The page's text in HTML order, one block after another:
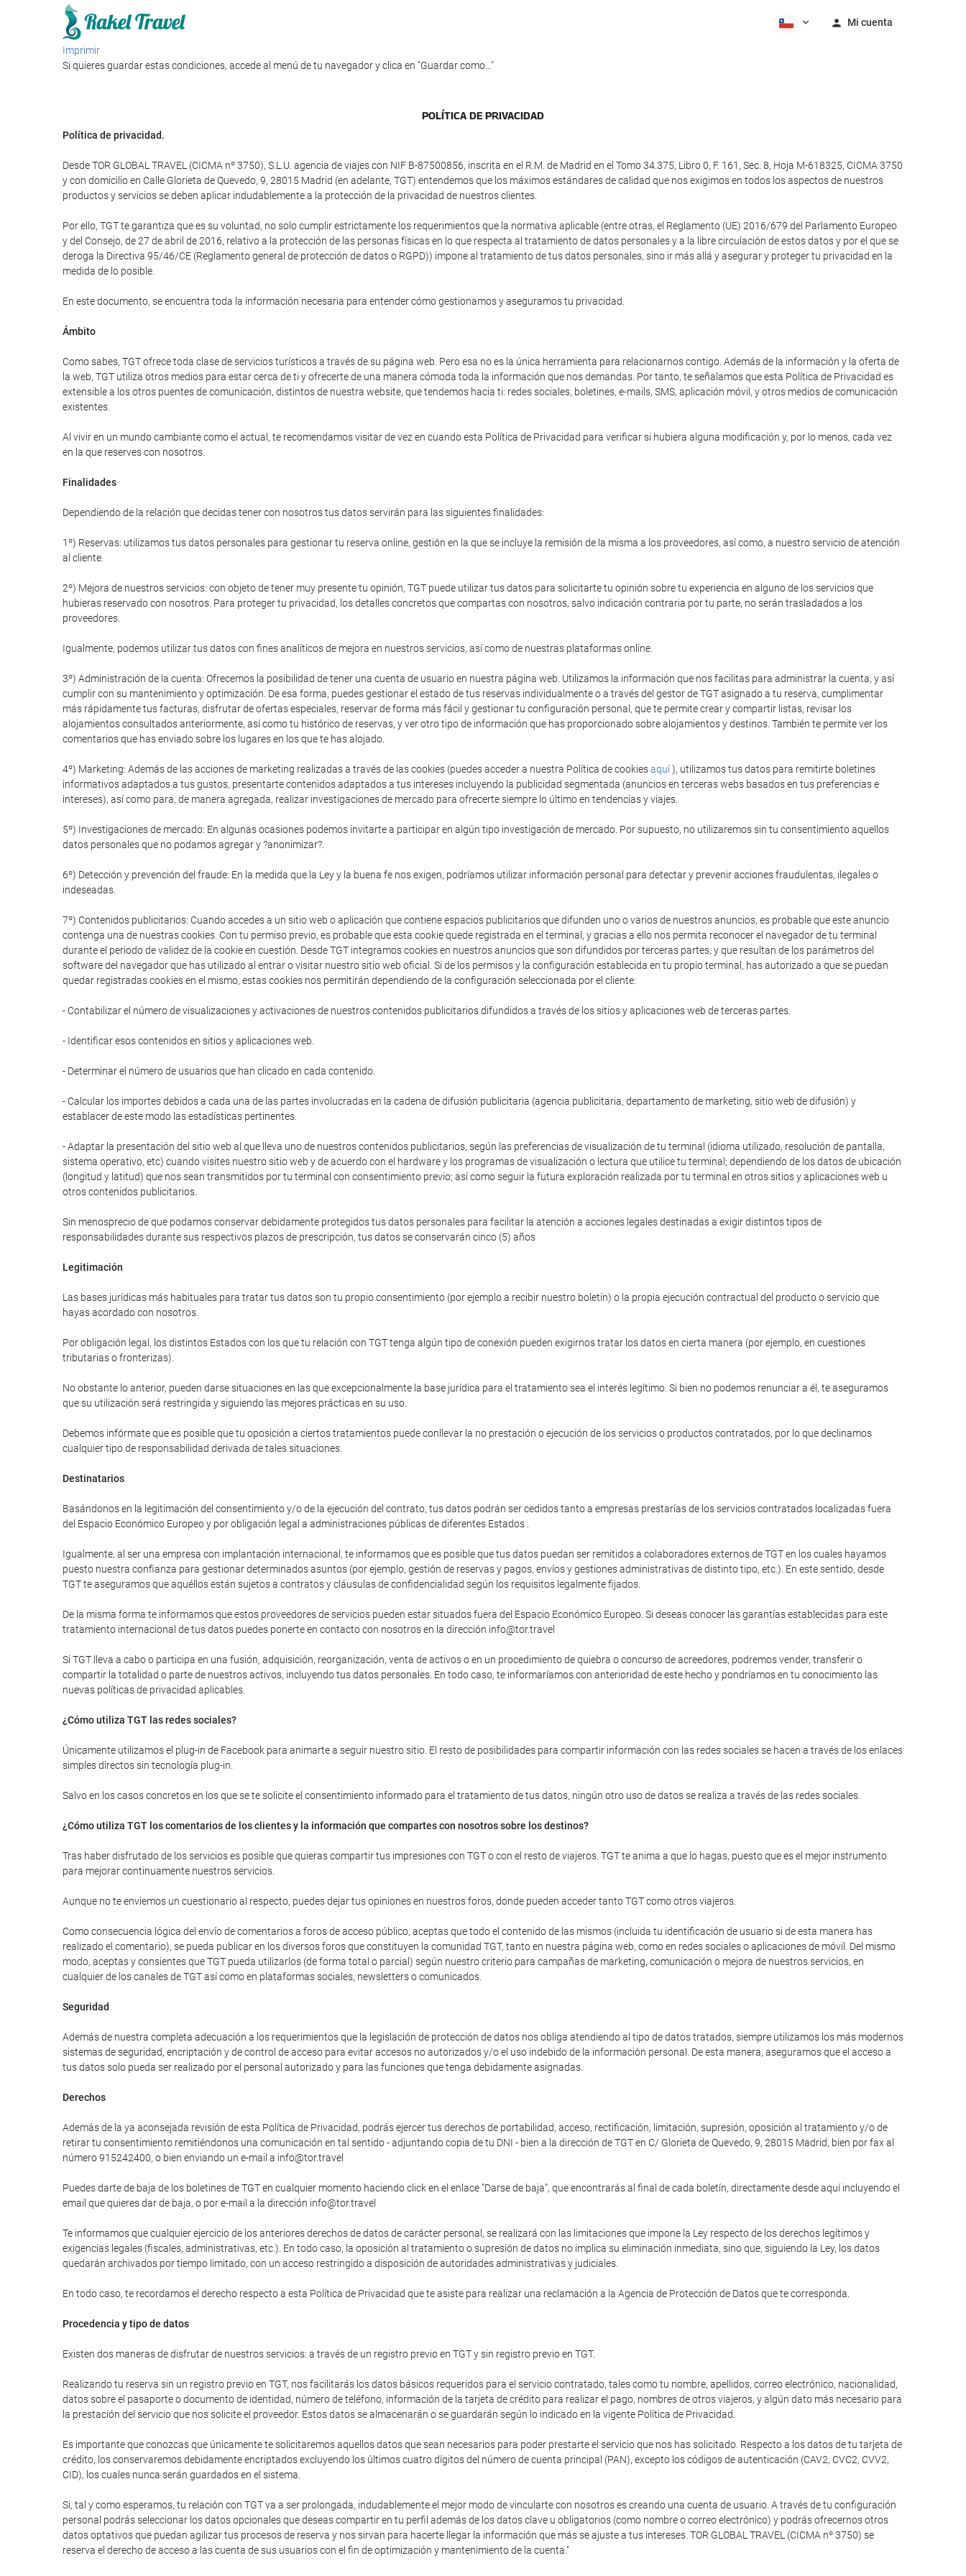
Mi cuenta
Imprimir
Si quieres guardar estas condiciones, accede al menú de tu navegador y clica en "Guardar como..."
POLÍTICA DE PRIVACIDAD
Política de privacidad.
Desde TOR GLOBAL TRAVEL (CICMA nº 3750), S.L.U. agencia de viajes con NIF B-87500856, inscrita en el R.M. de Madrid en el Tomo 34.375, Libro 0, F. 161, Sec. 8, Hoja M-618325, CICMA 3750
y con domicilio en Calle Glorieta de Quevedo, 9, 28015 Madrid (en adelante, TGT) entendemos que los máximos estándares de calidad que nos exigimos en todos los aspectos de nuestros
productos y servicios se deben aplicar indudablemente a la protección de la privacidad de nuestros clientes.
Por ello, TGT te garantiza que es su voluntad, no solo cumplir estrictamente los requerimientos que la normativa aplicable (entre otras, el Reglamento (UE) 2016/679 del Parlamento Europeo
y del Consejo, de 27 de abril de 2016, relativo a la protección de las personas físicas en lo que respecta al tratamiento de datos personales y a la libre circulación de estos datos y por el que se
deroga la Directiva 95/46/CE (Reglamento general de protección de datos o RGPD)) impone al tratamiento de tus datos personales, sino ir más allá y asegurar y proteger tu privacidad en la
medida de lo posible.
En este documento, se encuentra toda la información necesaria para entender cómo gestionamos y aseguramos tu privacidad.
Ámbito
Como sabes, TGT ofrece toda clase de servicios turísticos a través de su página web. Pero esa no es la única herramienta para relacionarnos contigo. Además de la información y la oferta de
la web, TGT utiliza otros medios para estar cerca de ti y ofrecerte de una manera cómoda toda la información que nos demandas. Por tanto, te señalamos que esta Política de Privacidad es
extensible a los otros puentes de comunicación, distintos de nuestra website, que tendemos hacia ti: redes sociales, boletines, e-mails, SMS, aplicación móvil, y otros medios de comunicación
existentes.
Al vivir en un mundo cambiante como el actual, te recomendamos visitar de vez en cuando esta Política de Privacidad para verificar si hubiera alguna modificación y, por lo menos, cada vez
en la que reserves con nosotros.
Finalidades
Dependiendo de la relación que decidas tener con nosotros tus datos servirán para las siguientes finalidades:
1º) Reservas: utilizamos tus datos personales para gestionar tu reserva online, gestión en la que se incluye la remisión de la misma a los proveedores, así como, a nuestro servicio de atención
al cliente.
2º) Mejora de nuestros servicios: con objeto de tener muy presente tu opinión, TGT puede utilizar tus datos para solicitarte tu opinión sobre tu experiencia en alguno de los servicios que
hubieras reservado con nosotros. Para proteger tu privacidad, los detalles concretos que compartas con nosotros, salvo indicación contraria por tu parte, no serán trasladados a los
proveedores.
Igualmente, podemos utilizar tus datos con fines analíticos de mejora en nuestros servicios, así como de nuestras plataformas online.
3º) Administración de la cuenta: Ofrecemos la posibilidad de tener una cuenta de usuario en nuestra página web. Utilizamos la información que nos facilitas para administrar la cuenta, y así
cumplir con su mantenimiento y optimización. De esa forma, puedes gestionar el estado de tus reservas individualmente o a través del gestor de TGT asignado a tu reserva, cumplimentar
más rápidamente tus facturas, disfrutar de ofertas especiales, reservar de forma más fácil y gestionar tu configuración personal, que te permite crear y compartir listas, revisar los
alojamientos consultados anteriormente, así como tu histórico de reservas, y ver otro tipo de información que has proporcionado sobre alojamientos y destinos. También te permite ver los
comentarios que has enviado sobre los lugares en los que te has alojado.
4º) Marketing: Además de las acciones de marketing realizadas a través de las cookies (puedes acceder a nuestra Política de cookiesaquí), utilizamos tus datos para remitirte boletines
informativos adaptados a tus gustos, presentarte contenidos adaptados a tus intereses incluyendo la publicidad segmentada (anuncios en terceras webs basados en tus preferencias e
intereses), así como para, de manera agregada, realizar investigaciones de mercado para ofrecerte siempre lo último en tendencias y viajes.
5º) Investigaciones de mercado: En algunas ocasiones podemos invitarte a participar en algún tipo investigación de mercado. Por supuesto, no utilizaremos sin tu consentimiento aquellos
datos personales que no podamos agregar y ?anonimizar?.
6º) Detección y prevención del fraude: En la medida que la Ley y la buena fe nos exigen, podríamos utilizar información personal para detectar y prevenir acciones fraudulentas, ilegales o
indeseadas.
7º) Contenidos publicitarios: Cuando accedes a un sitio web o aplicación que contiene espacios publicitarios que difunden uno o varios de nuestros anuncios, es probable que este anuncio
contenga una de nuestras cookies. Con tu permiso previo, es probable que esta cookie quede registrada en el terminal, y gracias a ello nos permita reconocer el navegador de tu terminal
durante el periodo de validez de la cookie en cuestión. Desde TGT integramos cookies en nuestros anuncios que son difundidos por terceras partes, y que resultan de los parámetros del
software del navegador que has utilizado al entrar o visitar nuestro sitio web oficial. Si de los permisos y la configuración establecida en tu propio terminal, has autorizado a que se puedan
quedar registradas cookies en el mismo, estas cookies nos permitirán dependiendo de la configuración seleccionada por el cliente:
- Contabilizar el número de visualizaciones y activaciones de nuestros contenidos publicitarios difundidos a través de los sitios y aplicaciones web de terceras partes.
- Identificar esos contenidos en sitios y aplicaciones web.
- Determinar el número de usuarios que han clicado en cada contenido.
- Calcular los importes debidos a cada una de las partes involucradas en la cadena de difusión publicitaria (agencia publicitaria, departamento de marketing, sitio web de difusión) y
establacer de este modo las estadísticas pertinentes.
- Adaptar la presentación del sitio web al que lleva uno de nuestros contenidos publicitarios, según las preferencias de visualización de tu terminal (idioma utilizado, resolución de pantalla,
sistema operativo, etc) cuando visites nuestro sitio web y de acuerdo con el hardware y los programas de visualización o lectura que utilice tu terminal; dependiendo de los datos de ubicación
(longitud y latitud) que nos sean transmitidos por tu terminal con consentimiento previo; así como seguir la futura exploración realizada por tu terminal en otros sitios y aplicaciones web u
otros contenidos publicitarios.
Sin menosprecio de que podamos conservar debidamente protegidos tus datos personales para facilitar la atención a acciones legales destinadas a exigir distintos tipos de
responsabilidades durante sus respectivos plazos de prescripción, tus datos se conservarán cinco (5) años
Legitimación
Las bases jurídicas más habituales para tratar tus datos son tu propio consentimiento (por ejemplo a recibir nuestro boletín) o la propia ejecución contractual del producto o servicio que
hayas acordado con nosotros.
Por obligación legal, los distintos Estados con los que tu relación con TGT tenga algún tipo de conexión pueden exigirnos tratar los datos en cierta manera (por ejemplo, en cuestiones
tributarias o fronterizas).
No obstante lo anterior, pueden darse situaciones en las que excepcionalmente la base jurídica para el tratamiento sea el interés legítimo. Si bien no podemos renunciar a él, te aseguramos
que su utilización será restringida y siguiendo las mejores prácticas en su uso.
Debemos infórmate que es posible que tu oposición a ciertos tratamientos puede conllevar la no prestación o ejecución de los servicios o productos contratados, por lo que declinamos
cualquier tipo de responsabilidad derivada de tales situaciones.
Destinatarios
Basándonos en la legitimación del consentimiento y/o de la ejecución del contrato, tus datos podrán ser cedidos tanto a empresas prestarías de los servicios contratados localizadas fuera
del Espacio Económico Europeo y por obligación legal a administraciones públicas de diferentes Estados .
Igualmente, al ser una empresa con implantación internacional, te informamos que es posible que tus datos puedan ser remitidos a colaboradores externos de TGT en los cuales hayamos
puesto nuestra confianza para gestionar determinados asuntos (por ejemplo, gestión de reservas y pagos, envíos y gestiones administrativas de distinto tipo, etc.). En este sentido, desde
TGT te aseguramos que aquéllos están sujetos a contratos y cláusulas de confidencialidad según los requisitos legalmente fijados.
De la misma forma te informamos que estos proveedores de servicios pueden estar situados fuera del Espacio Económico Europeo. Si deseas conocer las garantías establecidas para este
tratamiento internacional de tus datos puedes ponerte en contacto con nosotros en la dirección info@tor.travel
Si TGT lleva a cabo o participa en una fusión, adquisición, reorganización, venta de activos o en un procedimiento de quiebra o concurso de acreedores, podremos vender, transferir o
compartir la totalidad o parte de nuestros activos, incluyendo tus datos personales. En todo caso, te informaríamos con anterioridad de este hecho y pondríamos en tu conocimiento las
nuevas políticas de privacidad aplicables.
¿Cómo utiliza TGT las redes sociales?
Únicamente utilizamos el plug-in de Facebook para animarte a seguir nuestro sitio. El resto de posibilidades para compartir información con las redes sociales se hacen a través de los enlaces
simples directos sin tecnología plug-in.
Salvo en los casos concretos en los que se te solicite el consentimiento informado para el tratamiento de tus datos, ningún otro uso de datos se realiza a través de las redes sociales.
¿Cómo utiliza TGT los comentarios de los clientes y la información que compartes con nosotros sobre los destinos?
Tras haber disfrutado de los servicios es posible que quieras compartir tus impresiones con TGT o con el resto de viajeros. TGT te anima a que lo hagas, puesto que es el mejor instrumento
para mejorar continuamente nuestros servicios.
Aunque no te enviemos un cuestionario al respecto, puedes dejar tus opiniones en nuestros foros, donde pueden acceder tanto TGT como otros viajeros.
Como consecuencia lógica del envío de comentarios a foros de acceso público, aceptas que todo el contenido de las mismos (incluida tu identificación de usuario si de esta manera has
realizado el comentario), se pueda publicar en los diversos foros que constituyen la comunidad TGT, tanto en nuestra página web, como en redes sociales o aplicaciones de móvil. Del mismo
modo, aceptas y consientes que TGT pueda utilizarlos (de forma total o parcial) según nuestro criterio para campañas de marketing, comunicación o mejora de nuestros servicios, en
cualquier de los canales de TGT así como en plataformas sociales, newsletters o comunicados.
Seguridad
Además de nuestra completa adecuación a los requerimientos que la legislación de protección de datos nos obliga atendiendo al tipo de datos tratados, siempre utilizamos los más modernos
sistemas de seguridad, encriptación y de control de acceso para evitar accesos no autorizados y/o el uso indebido de la información personal. De esta manera, aseguramos que el acceso a
tus datos solo pueda ser realizado por el personal autorizado y para las funciones que tenga debidamente asignadas.
Derechos
Además de la ya aconsejada revisión de esta Política de Privacidad, podrás ejercer tus derechos de portabilidad, acceso, rectificación, limitación, supresión, oposición al tratamiento y/o de
retirar tu consentimiento remitiéndonos una comunicación en tal sentido - adjuntando copia de tu DNI - bien a la dirección de TGT en C/ Glorieta de Quevedo, 9, 28015 Madrid, bien por fax al
número 915242400, o bien enviando un e-mail a info@tor.travel
Puedes darte de baja de los boletines de TGT en cualquier momento haciendo click en el enlace "Darse de baja", que encontrarás al final de cada boletín, directamente desde aquí incluyendo el
email que quieres dar de baja, o por e-mail a la dirección info@tor.travel
Te informamos que cualquier ejercicio de los anteriores derechos de datos de carácter personal, se realizará con las limitaciones que impone la Ley respecto de los derechos legítimos y
exigencias legales (fiscales, administrativas, etc.). En todo caso, la oposición al tratamiento o supresión de datos no implica su eliminación inmediata, sino que, siguiendo la Ley, los datos
quedarán archivados por tiempo limitado, con un acceso restringido a disposición de autoridades administrativas y judiciales.
En todo caso, te recordamos el derecho respecto a esta Política de Privacidad que te asiste para realizar una reclamación a la Agencia de Protección de Datos que te corresponda.
Procedencia y tipo de datos
Existen dos maneras de disfrutar de nuestros servicios: a través de un registro previo en TGT y sin registro previo en TGT.
Realizando tu reserva sin un registro previo en TGT, nos facilitarás los datos básicos requeridos para el servicio contratado, tales como tu nombre, apellidos, correo electrónico, nacionalidad,
datos sobre el pasaporte o documento de identidad, número de teléfono, información de la tarjeta de crédito para realizar el pago, nombres de otros viajeros, y algún dato más necesario para
la prestación del servicio que nos solicite el proveedor. Estos datos se almacenarán o se guardarán según lo indicado en la vigente Política de Privacidad.
Es importante que conozcas que únicamente te solicitaremos aquellos datos que sean necesarios para poder prestarte el servicio que nos has solicitado. Respecto a los datos de tu tarjeta de
crédito, los conservaremos debidamente encriptados excluyendo los últimos cuatro dígitos del número de cuenta principal (PAN), excepto los códigos de autenticación (CAV2, CVC2, CVV2,
CID), los cuales nunca serán guardados en el sistema.
Si, tal y como esperamos, tu relación con TGT va a ser prolongada, indudablemente el mejor modo de vincularte con nosotros es creando una cuenta de usuario. A través de tu configuración
personal podrás seleccionar los datos opcionales que deseas compartir en tu perfil además de los datos clave u obligatorios (como nombre o correo electrónico) y podrás ofrecernos otros
datos optativos que puedan agilizar tus procesos de reserva y nos sirvan para hacerte llegar la información que más se ajuste a tus intereses. TOR GLOBAL TRAVEL (CICMA nº 3750) se
reserva el derecho de acceso a las cuenta de sus usuarios con el fin de optimización y mantenimiento de la cuenta."